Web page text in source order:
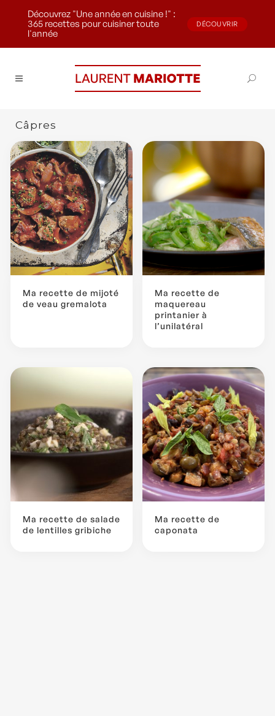
Découvrez "Une année en cuisine !" :
365 recettes pour cuisiner toute
l'année
DÉCOUVRIR
Câpres
Ma recette de mijoté
de veau gremalota
Ma recette de
maquereau
printanier à
l’unilatéral
Ma recette de salade
de lentilles gribiche
Ma recette de
caponata